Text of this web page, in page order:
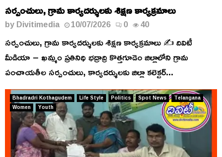
సర్పంచులు, గ్రామ కార్యదర్శులకు శిక్షణ కార్యక్రమాలు
byDivitimedia 10/07/2026 0 40
సర్పంచులు, గ్రామ కార్యదర్శులకు శిక్షణ కార్యక్రమాలు ✍️ దివిటీ
మీడియా – ఖమ్మం ప్రతినిధి భద్రాద్రి కొత్తగూడెం జిల్లాలోని గ్రామ
పంచాయతీల సర్పంచులు, కార్యదర్శులకు జిల్లా కలెక్టర్...
Bhadradri Kothagudem Life Style Politics Spot News
Telangana
Women
Youth